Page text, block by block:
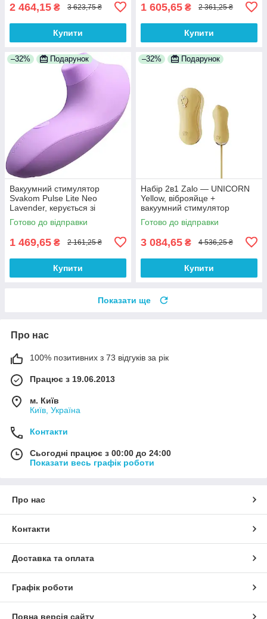
2 464,15 ₴ 3 623,75 ₴
Купити
1 605,65 ₴ 2 361,25 ₴
Купити
–32% Подарунок
Вакуумний стимулятор
Svakom Pulse Lite Neo
Lavender, керується зі
смартфона
Готово до відправки
1 469,65 ₴ 2 161,25 ₴
Купити
–32% Подарунок
Набір 2в1 Zalo — UNICORN
Yellow, віброяйце +
вакуумний стимулятор
Готово до відправки
3 084,65 ₴ 4 536,25 ₴
Купити
Показати ще
Про нас
100% позитивних з 73 відгуків за рік
Працює з 19.06.2013
м. Київ
Київ, Україна
Контакти
Сьогодні працює з 00:00 до 24:00
Показати весь графік роботи
Про нас
Контакти
Доставка та оплата
Графік роботи
Повна версія сайту